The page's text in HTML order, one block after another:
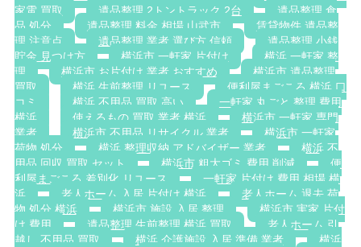
家電 買取
遺品整理 2トントラック 2台
遺品整理 食
品 処分
遺品整理 料金 相場 山武市
賃貸物件 遺品整
理 注意点
遺品整理 業者 選び方 信頼
遺品整理 小銭
貯金 見つけ方
横浜市 一軒家 片付け
横浜 一軒家 整
理
横浜市 お片付け 業者 おすすめ
横浜市 遺品整理
買取
横浜 生前整理 リユース
便利屋まごころ 横浜 口
コミ
横浜 不用品 買取 高い
一軒家 丸ごと 整理 費用
横浜
使えるもの 買取 業者 横浜
横浜市 一軒家 専門
業者
横浜市 不用品 リサイクル 業者
横浜市 一軒家
荷物 処分
横浜 整理収納 アドバイザー 業者
横浜 不
用品 回収 買取 セット
横浜市 粗大ゴミ 費用 削減
便
利屋まごころ 差別化 リユース
一軒家 片付け 費用 相場 横
浜
老人ホーム 入居 片付け 横浜
老人ホーム 退去 荷
物 処分 横浜
横浜市 施設 入居 整理
横浜市 実家 片付
け 費用
遺品整理 生前整理 横浜 買取
老人ホーム 引
越し 不用品 買取
横浜 介護施設 入居 準備 業者
横浜